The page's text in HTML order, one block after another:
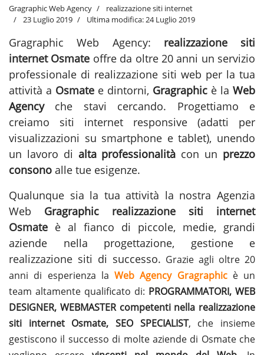
Gragraphic Web Agency
realizzazione siti internet
23 Luglio 2019
Ultima modifica: 24 Luglio 2019
Gragraphic Web Agency: realizzazione siti
internet Osmate offre da oltre 20 anni un servizio
professionale di realizzazione siti web per la tua
attività a Osmate e dintorni, Gragraphic è la Web
Agencyche stavi cercando. Progettiamo e
creiamo siti internet responsive (adatti per
visualizzazioni su smartphone e tablet), unendo
un lavoro di alta professionalità con un prezzo
consono alle tue esigenze.
Qualunque sia la tua attività la nostra Agenzia
Web Gragraphic realizzazione siti internet
Osmate è al fianco di piccole, medie, grandi
aziende nella progettazione, gestione e
realizzazione siti di successo. Grazie agli oltre 20
anni di esperienza la Web Agency Gragraphicè un
team altamente qualificato di: PROGRAMMATORI, WEB
DESIGNER, WEBMASTER competenti nella realizzazione
siti internet Osmate, SEO SPECIALIST, che insieme
gestiscono il successo di molte aziende di Osmate che